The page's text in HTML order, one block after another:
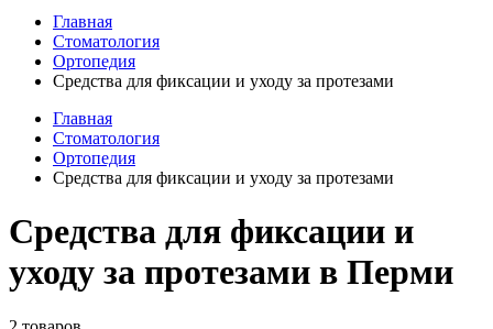
Главная
Стоматология
Ортопедия
Cредства для фиксации и уходу за протезами
Главная
Стоматология
Ортопедия
Cредства для фиксации и уходу за протезами
Cредства для фиксации и
уходу за протезами в Перми